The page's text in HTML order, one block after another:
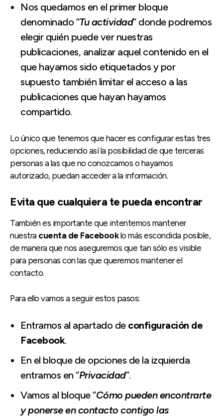
Nos quedamos en el primer bloque
denominado “Tu actividad” donde podremos
elegir quién puede ver nuestras
publicaciones, analizar aquel contenido en el
que hayamos sido etiquetados y por
supuesto también limitar el acceso a las
publicaciones que hayan hayamos
compartido.
Lo único que tenemos que hacer es configurar estas tres
opciones, reduciendo así la posibilidad de que terceras
personas a las que no conozcamos o hayamos
autorizado, puedan acceder a la información.
Evita que cualquiera te pueda encontrar
También es importante que intentemos mantener
nuestra cuenta de Facebooklo más escondida posible,
de manera que nos aseguremos que tan sólo es visible
para personas con las que queremos mantener el
contacto.
Para ello vamos a seguir estos pasos:
Entramos al apartado de configuración de
Facebook.
En el bloque de opciones de la izquierda
entramos en “Privacidad”.
Vamos al bloque “Cómo pueden encontrarte
y ponerse en contacto contigo las